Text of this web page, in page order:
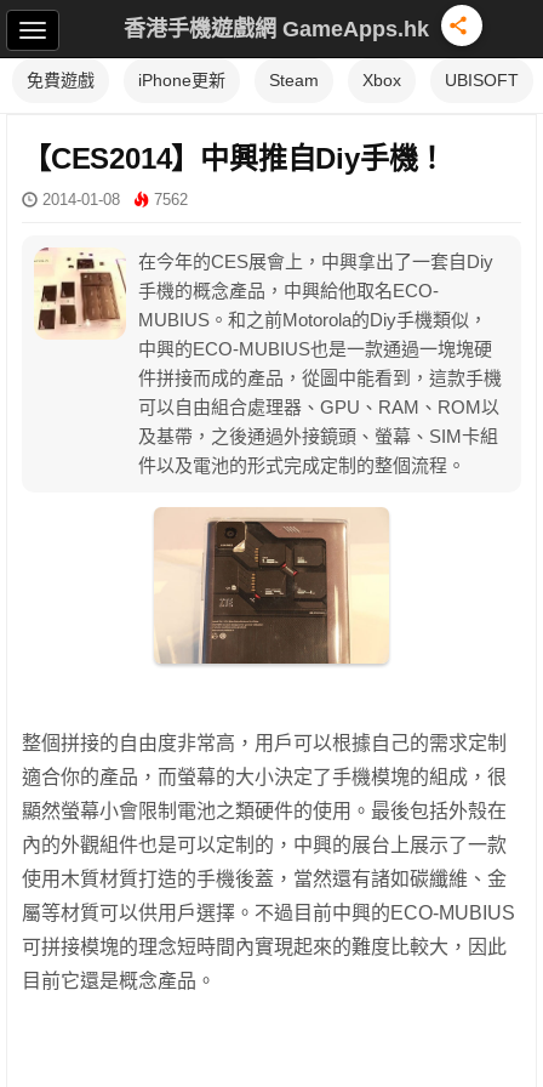
香港手機遊戲網 GameApps.hk
免費遊戲 iPhone更新 Steam Xbox UBISOFT
【CES2014】中興推自Diy手機！
2014-01-08 7562
在今年的CES展會上，中興拿出了一套自Diy
手機的概念產品，中興給他取名ECO-
MUBIUS。和之前Motorola的Diy手機類似，
中興的ECO-MUBIUS也是一款通過一塊塊硬
件拼接而成的產品，從圖中能看到，這款手機
可以自由組合處理器、GPU、RAM、ROM以
及基帶，之後通過外接鏡頭、螢幕、SIM卡組
件以及電池的形式完成定制的整個流程。
整個拼接的自由度非常高，用戶可以根據自己的需求定制
適合你的產品，而螢幕的大小決定了手機模塊的組成，很
顯然螢幕小會限制電池之類硬件的使用。最後包括外殼在
內的外觀組件也是可以定制的，中興的展台上展示了​​一款
使用木質材質打造的手機後蓋，當然還有諸如碳纖維、金
屬等材質可以供用戶選擇。不過目前中興的ECO-MUBIUS
可拼接模塊的理念短時間內實現起來的難度比較大，因此
目前它還是概念產品。